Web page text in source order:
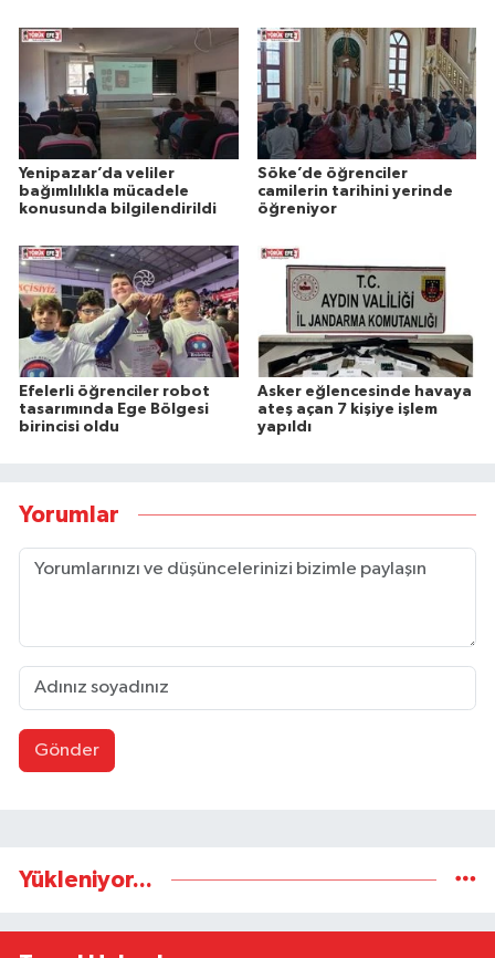
Yenipazar’da veliler
bağımlılıkla mücadele
konusunda bilgilendirildi
Söke’de öğrenciler
camilerin tarihini yerinde
öğreniyor
Efelerli öğrenciler robot
tasarımında Ege Bölgesi
birincisi oldu
Asker eğlencesinde havaya
ateş açan 7 kişiye işlem
yapıldı
Yorumlar
Gönder
Yükleniyor...